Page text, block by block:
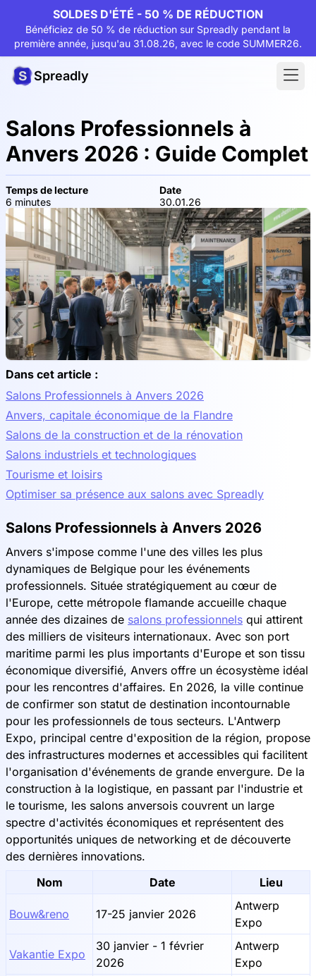
SOLDES D'ÉTÉ - 50 % DE RÉDUCTION
Bénéficiez de 50 % de réduction sur Spreadly pendant la
première année, jusqu'au 31.08.26, avec le code SUMMER26.
Spreadly
Salons Professionnels à
Anvers 2026 : Guide Complet
Temps de lecture
6 minutes
Date
30.01.26
Dans cet article :
Salons Professionnels à Anvers 2026
Anvers, capitale économique de la Flandre
Salons de la construction et de la rénovation
Salons industriels et technologiques
Tourisme et loisirs
Optimiser sa présence aux salons avec Spreadly
Salons Professionnels à Anvers 2026
Anvers s'impose comme l'une des villes les plus
dynamiques de Belgique pour les événements
professionnels. Située stratégiquement au cœur de
l'Europe, cette métropole flamande accueille chaque
année des dizaines de salons professionnels qui attirent
des milliers de visiteurs internationaux. Avec son port
maritime parmi les plus importants d'Europe et son tissu
économique diversifié, Anvers offre un écosystème idéal
pour les rencontres d'affaires. En 2026, la ville continue
de confirmer son statut de destination incontournable
pour les professionnels de tous secteurs. L'Antwerp
Expo, principal centre d'exposition de la région, propose
des infrastructures modernes et accessibles qui facilitent
l'organisation d'événements de grande envergure. De la
construction à la logistique, en passant par l'industrie et
le tourisme, les salons anversois couvrent un large
spectre d'activités économiques et représentent des
opportunités uniques de networking et de découverte
des dernières innovations.
Nom
Date Lieu
Bouw&reno 17-25 janvier 2026
Antwerp
Expo
Vakantie Expo
30 janvier - 1 février
2026
Antwerp
Expo